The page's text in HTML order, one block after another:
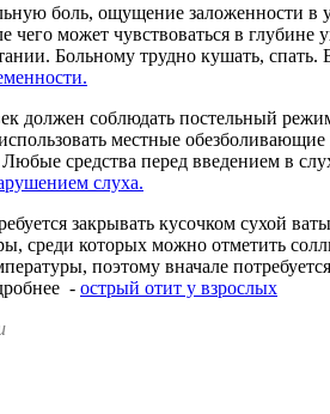
боль, ощущение заложенности
чего может чувствоваться в
Больному трудно кушать, спать.
должен соблюдать постельный
местные
средства перед введением в
слуха.
закрывать кусочком сухой
среди которых можно отметить
поэтому вначале
- острый отит у взрослых